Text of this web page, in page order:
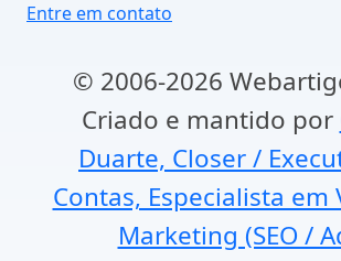
Entre em contato
© 2006-2026
Criado e mantido por
Duarte, Closer /
Contas, Especialista em
Marketing (SEO /